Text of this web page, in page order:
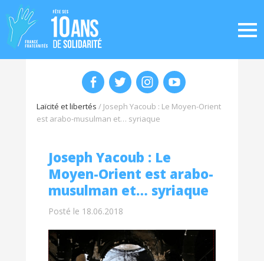
Laïcité et libertés / Joseph Yacoub : Le Moyen-Orient
est arabo-musulman et… syriaque
Joseph Yacoub : Le
Moyen-Orient est arabo-
musulman et… syriaque
Posté le 18.06.2018